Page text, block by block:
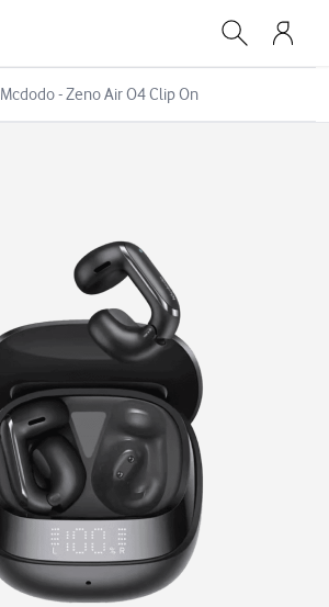
Mcdodo - Zeno Air O4 Clip On